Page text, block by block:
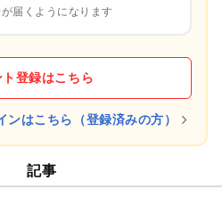
届くようになります
登録はこちら
ンはこちら（登録済みの方）
記事